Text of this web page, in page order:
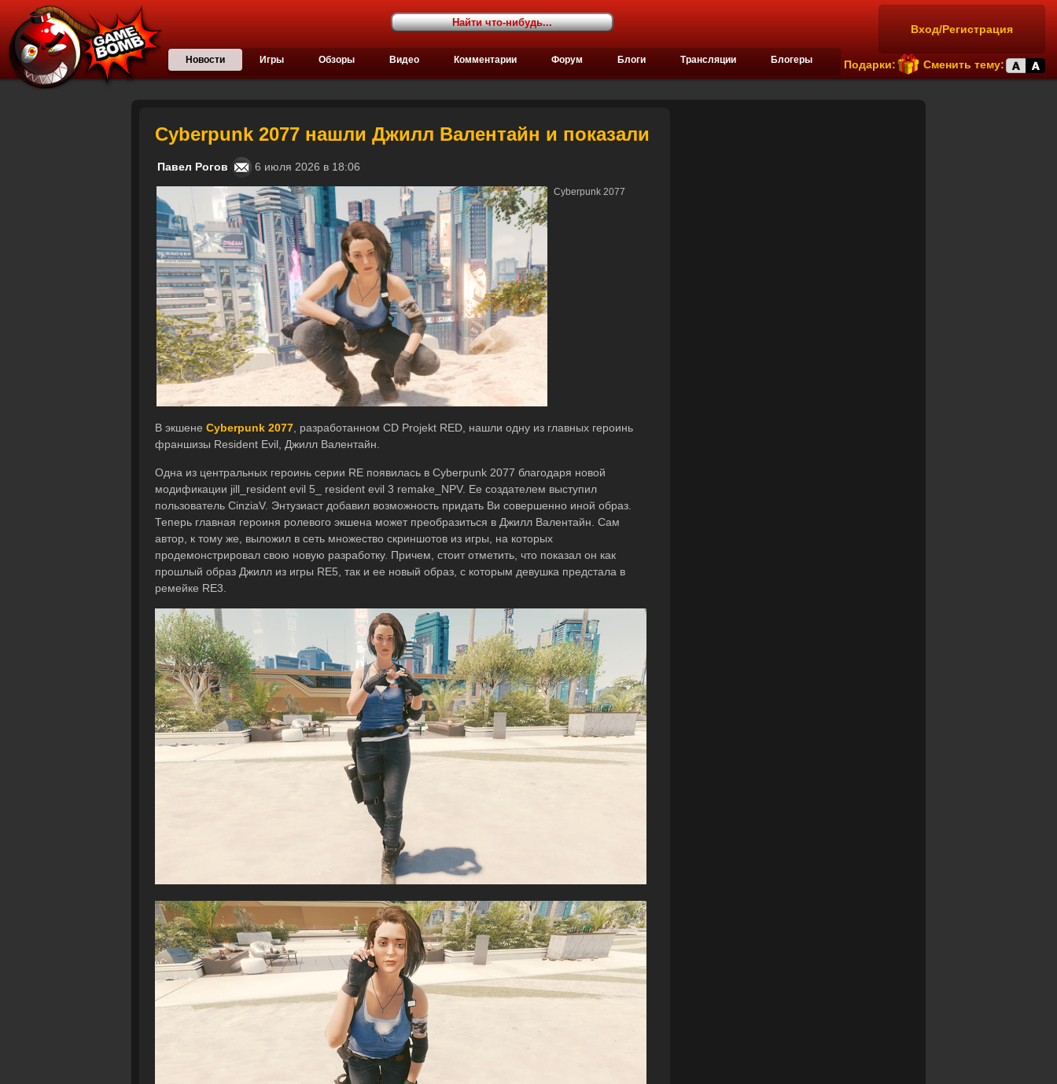
Вход/Регистрация
Подарки: Сменить тему:
Новости Игры Обзоры Видео Комментарии Форум Блоги Трансляции Блогеры
Cyberpunk 2077 нашли Джилл Валентайн и показали
Павел Рогов 6 июля 2026 в 18:06
Cyberpunk 2077
В экшене Cyberpunk 2077 , разработанном CD Projekt RED, нашли одну из главных героинь
франшизы Resident Evil, Джилл Валентайн.
Одна из центральных героинь серии RE появилась в Cyberpunk 2077 благодаря новой
модификации jill_resident evil 5_ resident evil 3 remake_NPV. Ее создателем выступил
пользователь CinziaV. Энтузиаст добавил возможность придать Ви совершенно иной образ.
Теперь главная героиня ролевого экшена может преобразиться в Джилл Валентайн. Сам
автор, к тому же, выложил в сеть множество скриншотов из игры, на которых
продемонстрировал свою новую разработку. Причем, стоит отметить, что показал он как
прошлый образ Джилл из игры RE5, так и ее новый образ, с которым девушка предстала в
ремейке RE3.